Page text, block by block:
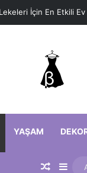
İçin En Etkili
YAŞAM